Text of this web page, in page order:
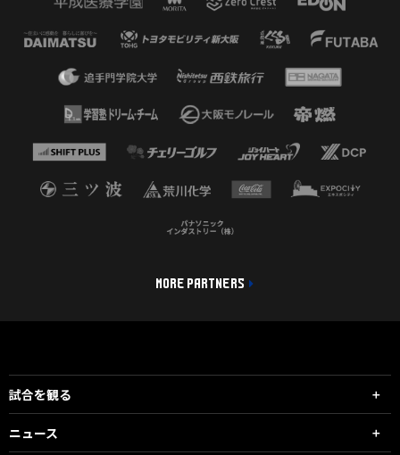
MORE PARTNERS
試合を観る
ニュース